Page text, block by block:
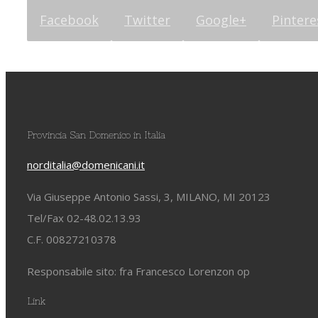
Facebook Twitter Google+
Provincia San Domenico in Italia
norditalia@domenicani.it
Via Giuseppe Antonio Sassi, 3, MILANO, MI 20123
Tel/Fax 02-48.02.13.93
C.F. 00827210378
Responsabile sito: fra Francesco Lorenzon op
Link